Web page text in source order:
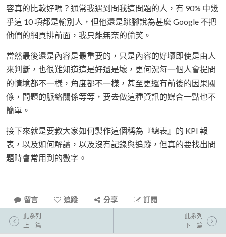
容真的比較好嗎？通常我遇到問我這問題的人，有 90% 中幾
乎這 10 項都是輸別人，但他還是跳腳說為甚麼 Google 不把
他們的網頁排前面，我只能無奈的偷笑。
當然最後還是內容是最重要的，只是內容的好壞即使是由人
來判斷，也很難知道這是好還是壞，更何況每一個人會提問
的情境都不一樣，角度都不一樣，甚至更還有前後的因果關
係，問題的脈絡關係等等，要去做這種資訊的媒合一點也不
簡單。
接下來就是要教大家如何製作這個稱為『總表』的 KPI 報
表，以及如何解讀，以及沒有記錄與追蹤，但真的要找出問
題時會常用到的數字。
留言 追蹤 分享 訂閱
此系列
上一篇
此系列
下一篇